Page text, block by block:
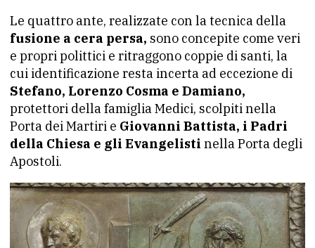
Le quattro ante, realizzate con la tecnica della
fusione a cera persa, sono concepite come veri
e propri polittici e ritraggono coppie di santi, la
cui identificazione resta incerta ad eccezione di
Stefano, Lorenzo Cosma e Damiano,
protettori della famiglia Medici, scolpiti nella
Porta dei Martiri e Giovanni Battista, i Padri
della Chiesa e gli Evangelisti nella Porta degli
Apostoli.